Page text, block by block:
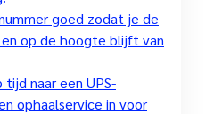
goed zodat je de
op de hoogte blijft van
naar een UPS-
ophaalservice in voor